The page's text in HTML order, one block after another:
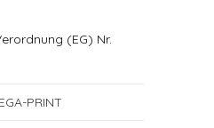
(EG) Nr.
PRINT